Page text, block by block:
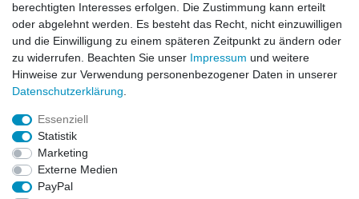
Abonnieren
** Hierbei handelt es sich um ein Pflichtfeld.
berechtigten Interesses erfolgen. Die Zustimmung kann erteilt
oder abgelehnt werden. Es besteht das Recht, nicht einzuwilligen
und die Einwilligung zu einem späteren Zeitpunkt zu ändern oder
zu widerrufen. Beachten Sie unser Impressum und weitere
Hinweise zur Verwendung personenbezogener Daten in unserer
Daten­schutz­erklärung
Essenziell
Statistik
Marketing
Externe Medien
PayPal